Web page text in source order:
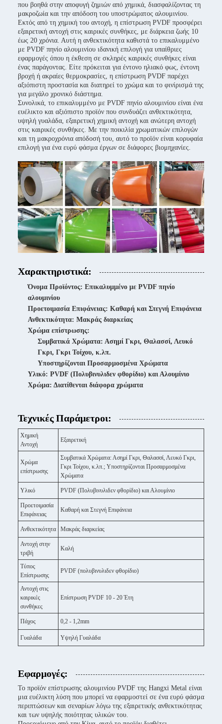
που βοηθά στην αποφυγή ζημιών από χημικά, διασφαλίζοντας τη
μακροζωία και την απόδοση του υποστρώματος αλουμινίου.
Εκτός από τη χημική του αντοχή, η επίστρωση PVDF προσφέρει
εξαιρετική αντοχή στις καιρικές συνθήκες, με διάρκεια ζωής 10
έως 20 χρόνια. Αυτή η ανθεκτικότητα καθιστά το επικαλυμμένο
με PVDF πηνίο αλουμινίου ιδανική επιλογή για υπαίθριες
εφαρμογές όπου η έκθεση σε σκληρές καιρικές συνθήκες είναι
ένας παράγοντας. Είτε πρόκειται για έντονο ηλιακό φως, έντονη
βροχή ή ακραίες θερμοκρασίες, η επίστρωση PVDF παρέχει
αξιόπιστη προστασία και διατηρεί το χρώμα και το φινίρισμά της
για μεγάλο χρονικό διάστημα.
Συνολικά, το επικαλυμμένο με PVDF πηνίο αλουμινίου είναι ένα
ευέλικτο και αξιόπιστο προϊόν που συνδυάζει ανθεκτικότητα,
υψηλή γυαλάδα, εξαιρετική χημική αντοχή και ανώτερη αντοχή
στις καιρικές συνθήκες. Με την ποικιλία χρωματικών επιλογών
και τη μακροχρόνια απόδοσή του, αυτό το προϊόν είναι κορυφαία
επιλογή για ένα ευρύ φάσμα έργων σε διάφορες βιομηχανίες.
Χαρακτηριστικά:
Όνομα Προϊόντος: Επικαλυμμένο με PVDF πηνίο
αλουμινίου
Προετοιμασία Επιφάνειας: Καθαρή και Στεγνή Επιφάνεια
Ανθεκτικότητα: Μακράς διαρκείας
Χρώμα επίστρωσης:
Συμβατικά Χρώματα: Ασημί Γκρι, Θαλασσί, Λευκό
Γκρι, Γκρι Τοίχου, κ.λπ.
Υποστηρίζονται Προσαρμοσμένα Χρώματα
Υλικό: PVDF (Πολυβινυλιδεν φθορίδιο) και Αλουμίνιο
Χρώμα: Διατίθενται διάφορα χρώματα
Τεχνικές Παράμετροι:
Χημική
Αντοχή
Εξαιρετική
Χρώμα
επίστρωσης
Συμβατικά Χρώματα: Ασημί Γκρι, Θαλασσί, Λευκό Γκρι,
Γκρι Τοίχου, κ.λπ.; Υποστηρίζονται Προσαρμοσμένα
Χρώματα
Υλικό PVDF (Πολυβινυλιδεν φθορίδιο) και Αλουμίνιο
Προετοιμασία
Επιφάνειας
Καθαρή και Στεγνή Επιφάνεια
Ανθεκτικότητα Μακράς διαρκείας
Αντοχή στην
τριβή
Καλή
Τύπος
Επίστρωσης
PVDF (πολυβινυλιδεν φθορίδιο)
Αντοχή στις
καιρικές
συνθήκες
Επίστρωση PVDF 10 - 20 Έτη
Πάχος 0,2 - 1,2mm
Γυαλάδα Υψηλή Γυαλάδα
Εφαρμογές:
Το προϊόν επίστρωσης αλουμινίου PVDF της Hangxi Metal είναι
μια ευέλικτη λύση που μπορεί να εφαρμοστεί σε ένα ευρύ φάσμα
περιπτώσεων και σεναρίων λόγω της εξαιρετικής ανθεκτικότητας
και των υψηλής ποιότητας υλικών του.